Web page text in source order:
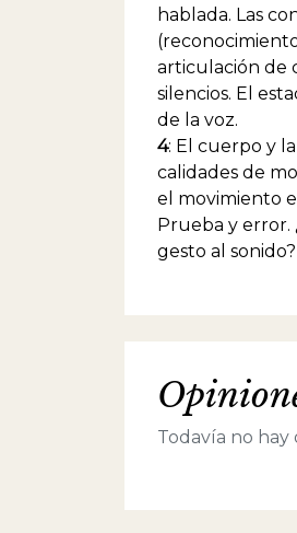
hablada. Las
articulación de
silencios. El
de la voz.
4: El cuerpo y
calidades de
el movimiento
Prueba y error.
gesto al
Todavía no hay